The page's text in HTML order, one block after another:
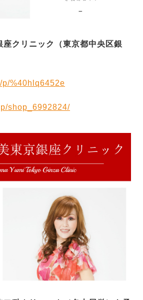
座クリニック（東京都中央区銀
%40hlq6452e
shop_6992824/